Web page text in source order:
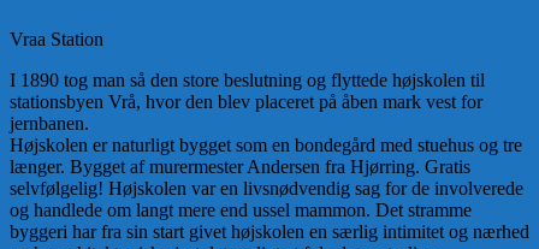
Vraa Station
I 1890 tog man så den store beslutning og flyttede højskolen til
stationsbyen Vrå, hvor den blev placeret på åben mark vest for
jernbanen.
Højskolen er naturligt bygget som en bondegård med stuehus og tre
længer. Bygget af murermester Andersen fra Hjørring. Gratis
selvfølgelig! Højskolen var en livsnødvendig sag for de involverede
og handlede om langt mere end ussel mammon. Det stramme
byggeri har fra sin start givet højskolen en særlig intimitet og nærhed